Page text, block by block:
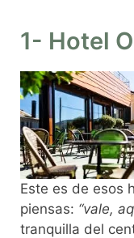
1- Hotel
Este es de esos
piensas: “vale,
tranquilla del